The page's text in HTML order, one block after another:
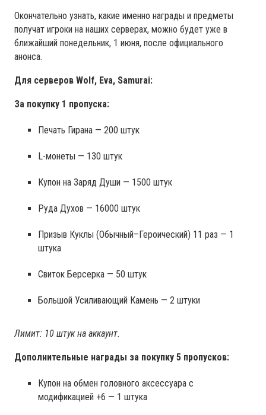
Окончательно узнать, какие именно награды и предметы
получат игроки на наших серверах, можно будет уже в
ближайший понедельник, 1 июня, после официального
анонса.
Для серверов Wolf, Eva, Samurai:
За покупку 1 пропуска:
Печать Гирана — 200 штук
L-монеты — 130 штук
Купон на Заряд Души — 1500 штук
Руда Духов — 16000 штук
Призыв Куклы (Обычный–Героический) 11 раз — 1
штука
Свиток Берсерка — 50 штук
Большой Усиливающий Камень — 2 штуки
Лимит: 10 штук на аккаунт.
Дополнительные награды за покупку 5 пропусков:
Купон на обмен головного аксессуара с
модификацией +6 — 1 штука